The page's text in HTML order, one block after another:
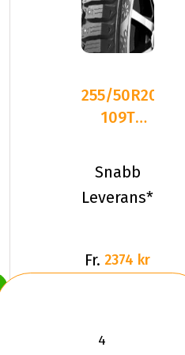
255/50R20
109T
WINTERCRAFT
ICE WI
Snabb
Leverans*
Fr. 2374 kr